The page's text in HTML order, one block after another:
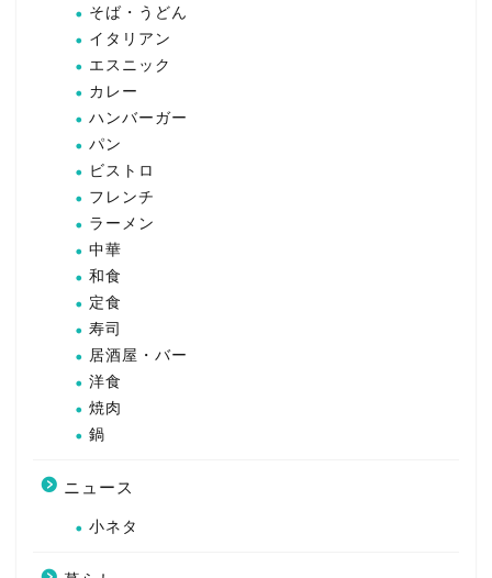
そば・うどん
イタリアン
エスニック
カレー
ハンバーガー
パン
ビストロ
フレンチ
ラーメン
中華
和食
定食
寿司
居酒屋・バー
洋食
焼肉
鍋
ニュース
小ネタ